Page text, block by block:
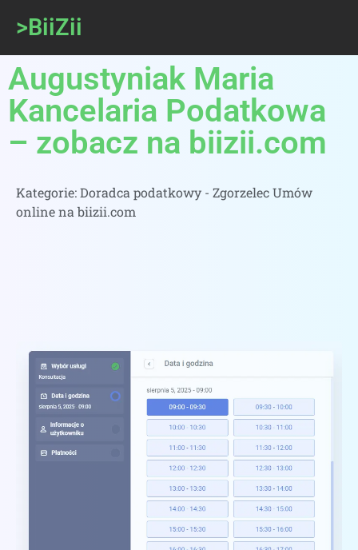
>BiiZii
Augustyniak Maria
Kancelaria Podatkowa
– zobacz na biizii.com
Kategorie:Doradca podatkowy - Zgorzelec Umów
online na biizii.com